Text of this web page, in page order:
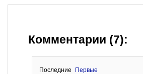
Комментарии (7):
Последние
Первые